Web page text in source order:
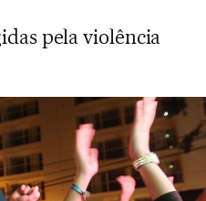
pela violência